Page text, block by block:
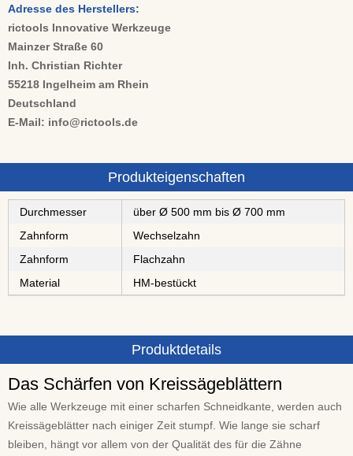
Adresse des Herstellers:
rictools Innovative Werkzeuge
Mainzer Straße 60
Inh. Christian Richter
55218 Ingelheim am Rhein
Deutschland
E-Mail: info@rictools.de
Produkteigenschaften
Durchmesser
über Ø 500 mm bis Ø 700 mm
Zahnform
Wechselzahn
Zahnform
Flachzahn
Material
⁠⁠⁠⁠⁠⁠⁠⁠HM-bestückt
Produktdetails
Das Schärfen von Kreissägeblättern
Wie alle Werkzeuge mit einer scharfen Schneidkante, werden auch
Kreissägeblätter nach einiger Zeit stumpf. Wie lange sie scharf
bleiben, hängt vor allem von der Qualität des für die Zähne